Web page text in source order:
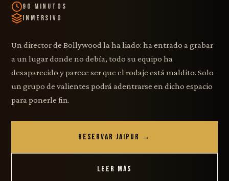
90 Minutos
Inmersivo
Un director de Bollywood la ha liado: ha entrado a grabar
a un lugar donde no debía, todo su equipo ha
desaparecido y parece ser que el rodaje está maldito. Solo
un grupo de valientes podrá adentrarse en dicho espacio
para ponerle fin.
RESERVAR JAIPUR →
LEER MÁS